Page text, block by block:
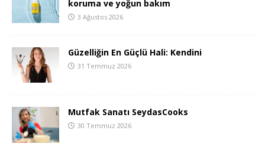
koruma ve yoğun bakım
3 Ağustos 2026
Güzelliğin En Güçlü Hali: Kendini
31 Temmuz 2026
Mutfak Sanatı SeydasCooks
30 Temmuz 2026